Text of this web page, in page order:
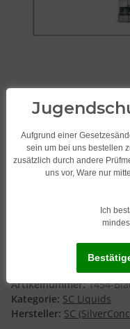
verschiedene
Käsekuchen
Artikelnummer:1454-
Kategorie: SC Liquids
Hersteller: SC
Aufgrund einer
sein um bei uns bestellen
zusätzlich durch andere
uns vor, Ware nur
Ich